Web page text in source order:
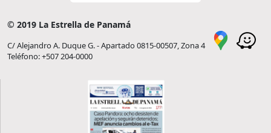
© 2019 La Estrella de Panamá
C/ Alejandro A. Duque G. - Apartado 0815-00507, Zona 4
Teléfono: +507 204-0000